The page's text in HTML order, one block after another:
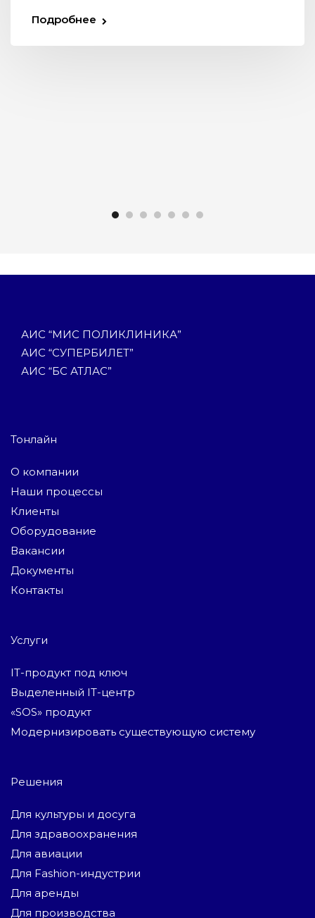
Подробнее
АИС “МИС ПОЛИКЛИНИКА”
АИС “СУПЕРБИЛЕТ”
АИС “БС АТЛАС”
Тонлайн
О компании
Наши процессы
Клиенты
Оборудование
Вакансии
Документы
Контакты
Услуги
IT-продукт под ключ
Выделенный IT-центр
«SOS» продукт
Модернизировать существующую систему
Решения
Для культуры и досуга
Для здравоохранения
Для авиации
Для Fashion-индустрии
Для аренды
Для производства